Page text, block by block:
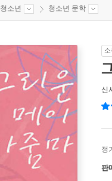
청소년 청소년 문학
신
정
판